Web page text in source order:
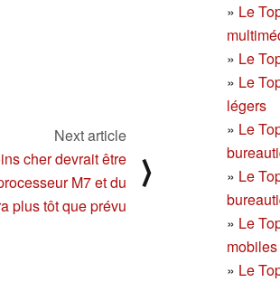
» Le
» Le
» Le
légers
» Le
» Le
» Le
mobiles
» Le
Next article
cher devrait être
M7 et du
plus tôt que prévu
⟩